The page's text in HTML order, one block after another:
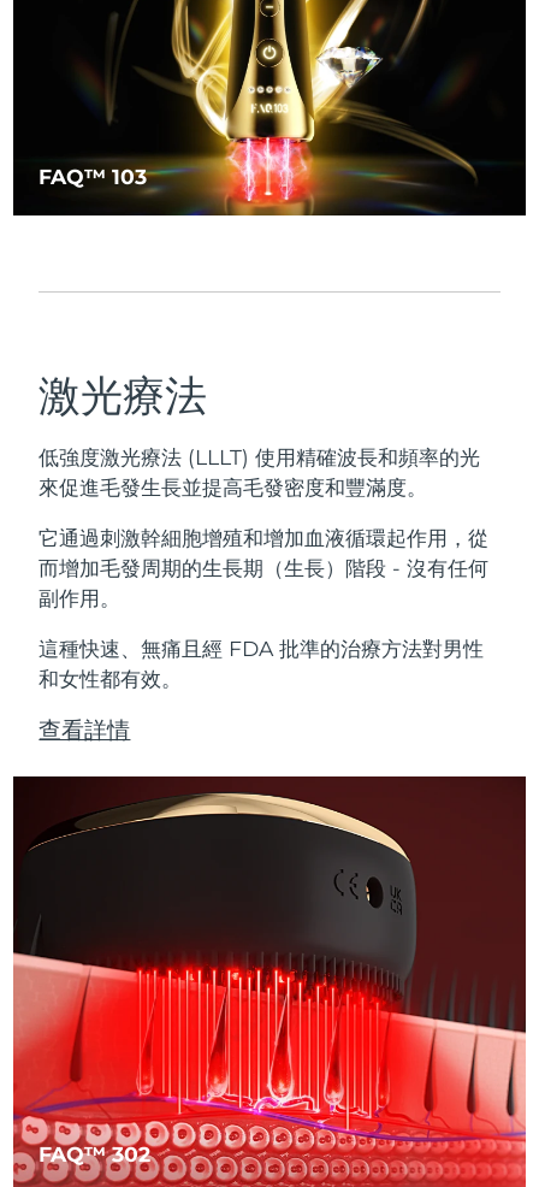
FAQ™ 103
激光療法
低強度激光療法 (LLLT) 使用精確波長和頻率的光
來促進毛發生長並提高毛發密度和豐滿度。
它通過刺激幹細胞增殖和增加血液循環起作用，從
而增加毛發周期的生長期（生長）階段 - 沒有任何
副作用。
這種快速、無痛且經 FDA 批準的治療方法對男性
和女性都有效。
查看詳情
FAQ™ 302